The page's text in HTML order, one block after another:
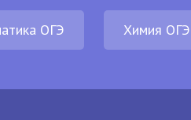
ОГЭ Химия ОГЭ